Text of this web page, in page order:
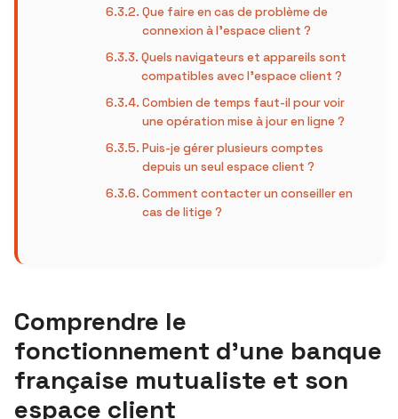
Que faire en cas de problème de
connexion à l’espace client ?
Quels navigateurs et appareils sont
compatibles avec l’espace client ?
Combien de temps faut-il pour voir
une opération mise à jour en ligne ?
Puis-je gérer plusieurs comptes
depuis un seul espace client ?
Comment contacter un conseiller en
cas de litige ?
Comprendre le
fonctionnement d’une banque
française mutualiste et son
espace client